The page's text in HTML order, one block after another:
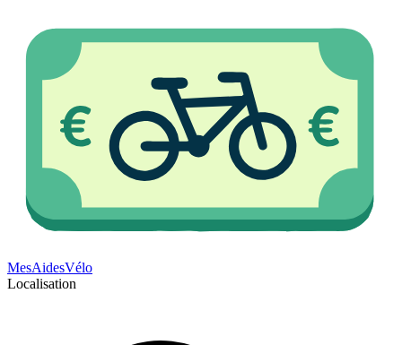
MesAidesVélo
Localisation